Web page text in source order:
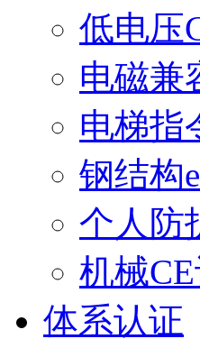
低电压
电磁兼
电梯指
钢结构
个人防
机械
体系认证